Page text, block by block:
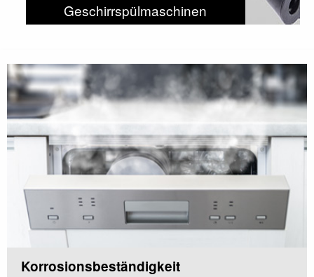
Geschirrspülmaschinen
Korrosionsbeständigkeit